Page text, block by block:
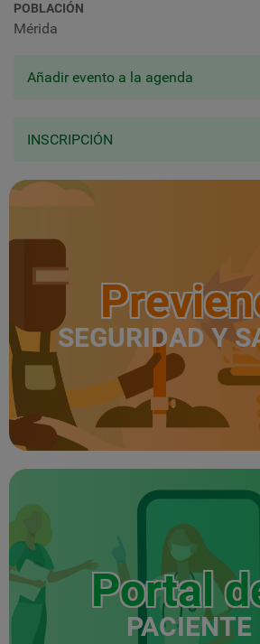
POBLACIÓN
Mérida
Añadir evento a la agenda
INSCRIPCIÓN
SEGURIDAD Y
Portal
PACIENTE